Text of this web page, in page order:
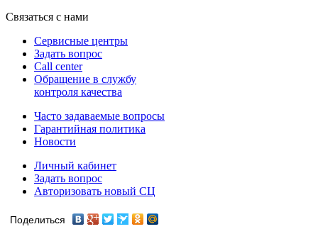
Связаться с нами
Сервисные центры
Задать вопрос
Call center
Обращение в службу
контроля качества
Часто задаваемые вопросы
Гарантийная политика
Новости
Личный кабинет
Задать вопрос
Авторизовать новый СЦ
Поделиться